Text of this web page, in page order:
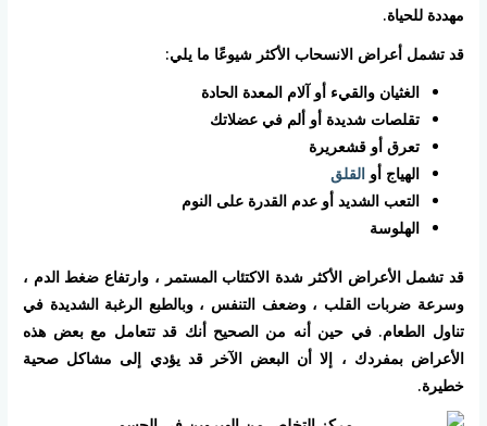
مهددة للحياة.
قد تشمل أعراض الانسحاب الأكثر شيوعًا ما يلي:
الغثيان والقيء أو آلام المعدة الحادة
تقلصات شديدة أو ألم في عضلاتك
تعرق أو قشعريرة
الهياج أوالقلق
التعب الشديد أو عدم القدرة على النوم
الهلوسة
قد تشمل الأعراض الأكثر شدة الاكتئاب المستمر ، وارتفاع ضغط الدم ،
وسرعة ضربات القلب ، وضعف التنفس ، وبالطبع الرغبة الشديدة في
تناول الطعام. في حين أنه من الصحيح أنك قد تتعامل مع بعض هذه
الأعراض بمفردك ، إلا أن البعض الآخر قد يؤدي إلى مشاكل صحية
خطيرة.